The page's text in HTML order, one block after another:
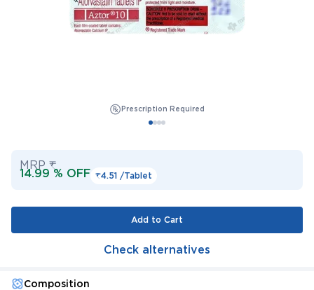
Prescription Required
MRP ₹
14.99 % OFF ₹4.51 /Tablet
Add to Cart
Check alternatives
Composition